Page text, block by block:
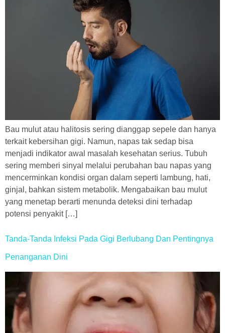
Bau mulut atau halitosis sering dianggap sepele dan hanya
terkait kebersihan gigi. Namun, napas tak sedap bisa
menjadi indikator awal masalah kesehatan serius. Tubuh
sering memberi sinyal melalui perubahan bau napas yang
mencerminkan kondisi organ dalam seperti lambung, hati,
ginjal, bahkan sistem metabolik. Mengabaikan bau mulut
yang menetap berarti menunda deteksi dini terhadap
potensi penyakit […]
Tanda-Tanda Infeksi Pada Gigi Berlubang Dan Pentingnya
Penanganan Dini